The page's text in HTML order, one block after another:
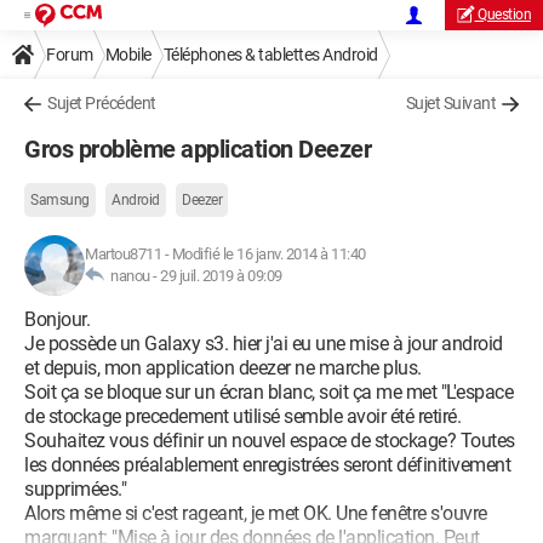
Question
Forum Mobile Téléphones & tablettes Android
Sujet Précédent Sujet Suivant
Gros problème application Deezer
Samsung Android Deezer
Martou8711 - Modifié le 16 janv. 2014 à 11:40
nanou -29 juil. 2019 à 09:09
Bonjour.
Je possède un Galaxy s3. hier j'ai eu une mise à jour android
et depuis, mon application deezer ne marche plus.
Soit ça se bloque sur un écran blanc, soit ça me met "L'espace
de stockage precedement utilisé semble avoir été retiré.
Souhaitez vous définir un nouvel espace de stockage? Toutes
les données préalablement enregistrées seront définitivement
supprimées."
Alors même si c'est rageant, je met OK. Une fenêtre s'ouvre
marquant: "Mise à jour des données de l'application. Peut